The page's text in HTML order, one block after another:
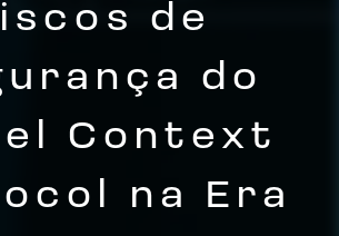
de
do
Context
na Era